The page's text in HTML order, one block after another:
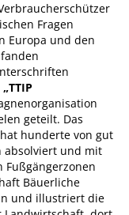
Fragen
Europa und den
geteilt. Das
hunderte von gut
absolviert und mit
Fußgängerzonen
Bäuerliche
und illustriert die